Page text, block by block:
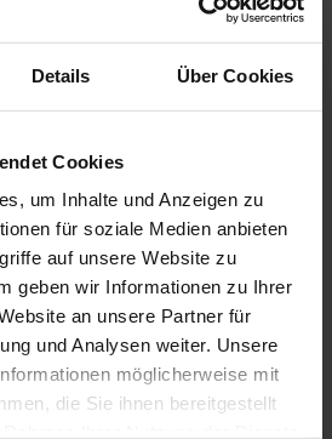
Details Über Cookies
Cookies
um Inhalte und Anzeigen zu
für soziale Medien anbieten
auf unsere Website zu
geben wir Informationen zu Ihrer
an unsere Partner für
und Analysen weiter. Unsere
möglicherweise mit
die Sie ihnen bereitgestellt